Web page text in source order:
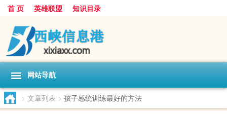
首 页 英雄联盟 知识目录
网站导航
> 文章列表 > 孩子感统训练最好的方法